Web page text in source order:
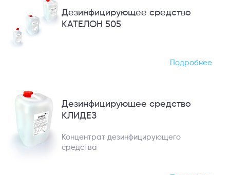
Дезинфицирующее средство
КАТЕЛОН 505
Подробнее
Дезинфицирующее средство
КЛИДЕЗ
Концентрат дезинфицирующего
средства